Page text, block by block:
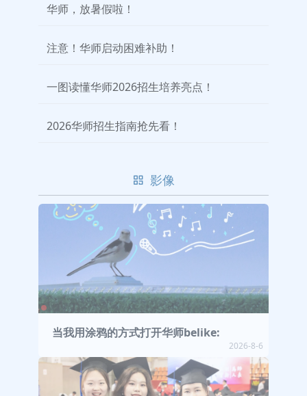
华师，放暑假啦！
注意！华师启动困难补助！
一图读懂华师2026招生培养亮点！
2026华师招生指南抢先看！
影像
当我用涂鸦的方式打开华师belike:
2026-8-6